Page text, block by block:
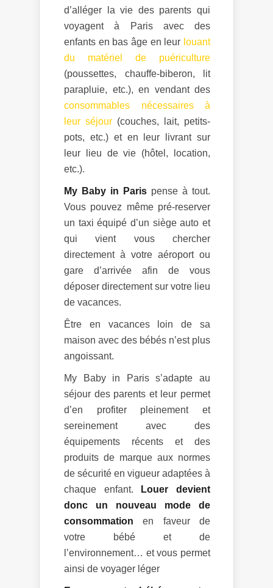
d’alléger la vie des parents qui
voyagent à Paris avec des
enfants en bas âge en leur louant
du matériel de puériculture
(poussettes, chauffe-biberon, lit
parapluie, etc.), en vendant des
consommables nécessaires à
leur séjour (couches, lait, petits-
pots, etc.) et en leur livrant sur
leur lieu de vie (hôtel, location,
etc.).
My Baby in Paris pense à tout.
Vous pouvez même pré-reserver
un taxi équipé d’un siège auto et
qui vient vous chercher
directement à votre aéroport ou
gare d’arrivée afin de vous
déposer directement sur votre lieu
de vacances.
Être en vacances loin de sa
maison avec des bébés n’est plus
angoissant.
My Baby in Paris s’adapte au
séjour des parents et leur permet
d’en profiter pleinement et
sereinement avec des
équipements récents et des
produits de marque aux normes
de sécurité en vigueur adaptées à
chaque enfant. Louer devient
donc un nouveau mode de
consommation en faveur de
votre bébé et de
l’environnement… et vous permet
ainsi de voyager léger